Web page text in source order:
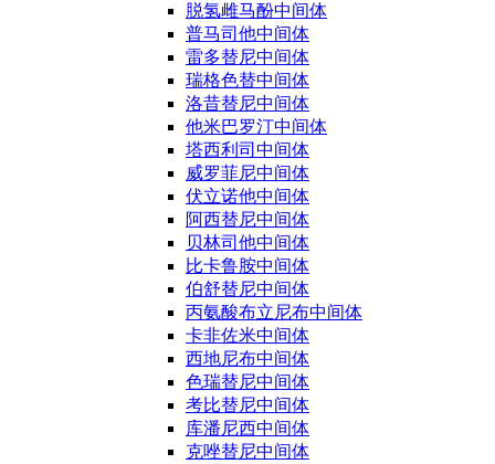
脱氢雌马酚中间体
普马司他中间体
雷多替尼中间体
瑞格色替中间体
洛昔替尼中间体
他米巴罗汀中间体
塔西利司中间体
威罗菲尼中间体
伏立诺他中间体
阿西替尼中间体
贝林司他中间体
比卡鲁胺中间体
伯舒替尼中间体
丙氨酸布立尼布中间体
卡非佐米中间体
西地尼布中间体
色瑞替尼中间体
考比替尼中间体
库潘尼西中间体
克唑替尼中间体